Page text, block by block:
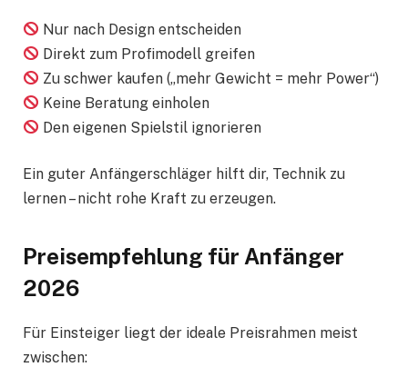
Nur nach Design entscheiden
Direkt zum Profimodell greifen
Zu schwer kaufen („mehr Gewicht = mehr Power“)
Keine Beratung einholen
Den eigenen Spielstil ignorieren
Ein guter Anfängerschläger hilft dir, Technik zu
lernen – nicht rohe Kraft zu erzeugen.
Preisempfehlung für Anfänger
2026
Für Einsteiger liegt der ideale Preisrahmen meist
zwischen: